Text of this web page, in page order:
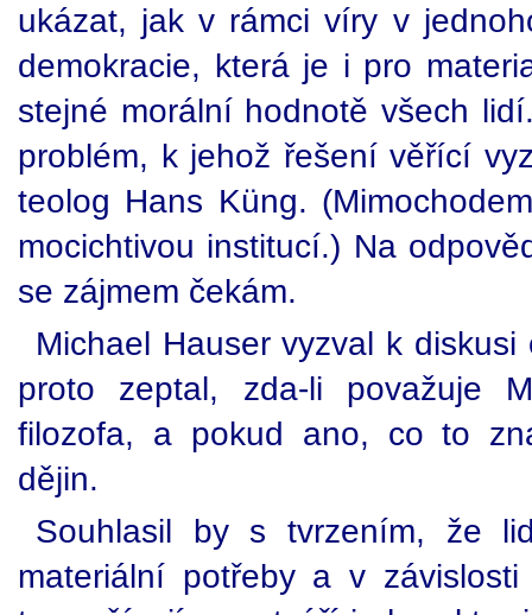
ukázat, jak v rámci víry v
demokracie, která je i pro
stejné morální hodnotě všech
problém, k jehož řešení věřící
teolog Hans Küng.
mocichtivou institucí.) Na
se zájmem čekám.
Michael Hauser vyzval k
proto zeptal, zda-li považuje
filozofa, a pokud ano, co to
dějin.
Souhlasil by s tvrzením, že
materiální potřeby a v